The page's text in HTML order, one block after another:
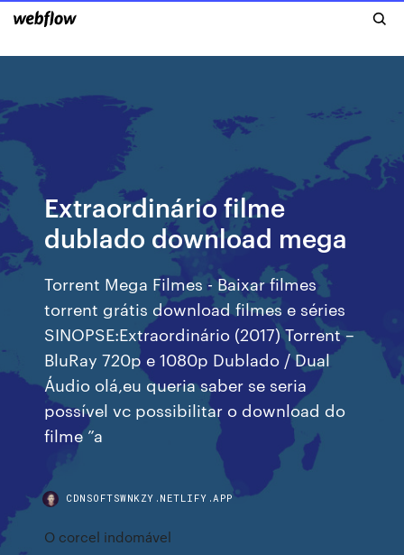
Extraordinário filme
dublado download mega
Torrent Mega Filmes - Baixar filmes
torrent grátis download filmes e séries
SINOPSE:Extraordinário (2017) Torrent –
BluRay 720p e 1080p Dublado / Dual
Áudio olá,eu queria saber se seria
possível vc possibilitar o download do
filme ”a
CDNSOFTSWNKZY.NETLIFY.APP
O corcel indomável